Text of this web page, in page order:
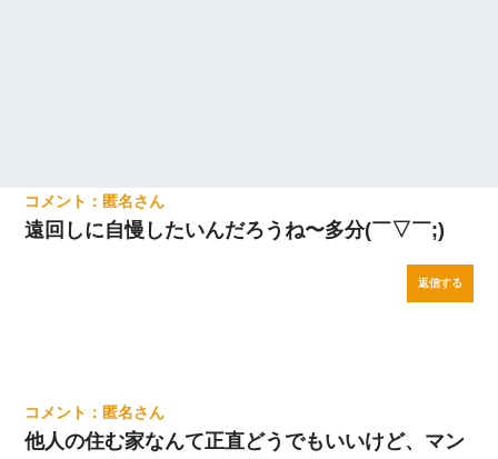
匿名
遠回しに自慢したいんだろうね〜多分(￣▽￣;)
返信する
匿名
他人の住む家なんて正直どうでもいいけど、マン